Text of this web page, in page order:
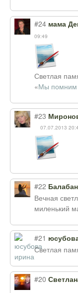
#24 мама
09:49
Светлая
«Мы помним
#23
07.07.2013
#22
Вечная
миленький
#21
Светлая
#20